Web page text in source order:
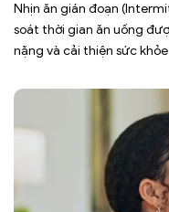
Nhịn ăn gián đoạn
soát thời gian ăn uống
nặng và cải thiện sức
sức, mất cơ […]